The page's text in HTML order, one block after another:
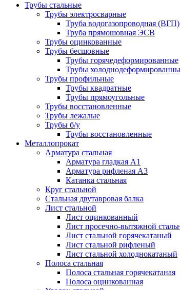
Трубы стальные
Трубы электросварные
Труба водогазопроводная (ВГП)
Труба прямошовная ЭСВ
Трубы оцинкованные
Трубы бесшовные
Трубы горячедеформированные
Трубы
Трубы профильные
Трубы квадратные
Трубы прямоугольные
Трубы восстановленные
Трубы лежалые
Трубы б/у
Трубы восстановленные
Металлопрокат
Арматура стальная
Арматура гладкая А1
Арматура рифленая А3
Катанка стальная
Круг стальной
Стальная двутавровая балка
Лист стальной
Лист оцинкованный
Лист просечно-вытяжной
Лист стальной горячекатаный
Лист стальной рифленый
Лист стальной холоднокатаный
Полоса стальная
Полоса стальная горячекатаная
Полоса оцинкованная